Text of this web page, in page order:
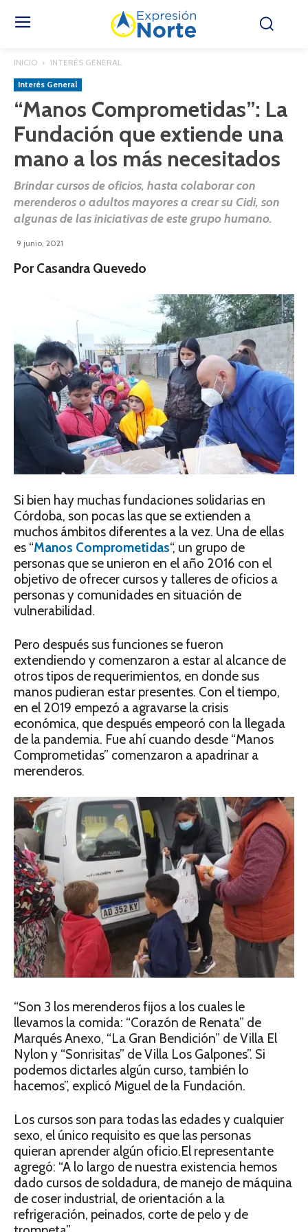
INICIO INTERÉS GENERAL
Interés General
“Manos Comprometidas”: La
Fundación que extiende una
mano a los más necesitados
Brindar cursos de oficios, hasta colaborar con
merenderos o adultos mayores a crear su Cidi, son
algunas de las iniciativas de este grupo humano.
9 junio, 2021
Por Casandra Quevedo
Si bien hay muchas fundaciones solidarias en
Córdoba, son pocas las que se extienden a
muchos ámbitos diferentes a la vez. Una de ellas
es “Manos Comprometidas“, un grupo de
personas que se unieron en el año 2016 con el
objetivo de ofrecer cursos y talleres de oficios a
personas y comunidades en situación de
vulnerabilidad.
Pero después sus funciones se fueron
extendiendo y comenzaron a estar al alcance de
otros tipos de requerimientos, en donde sus
manos pudieran estar presentes. Con el tiempo,
en el 2019 empezó a agravarse la crisis
económica, que después empeoró con la llegada
de la pandemia. Fue ahí cuando desde “Manos
Comprometidas” comenzaron a apadrinar a
merenderos.
“Son 3 los merenderos fijos a los cuales le
llevamos la comida: “Corazón de Renata” de
Marqués Anexo, “La Gran Bendición” de Villa El
Nylon y “Sonrisitas” de Villa Los Galpones”. Si
podemos dictarles algún curso, también lo
hacemos”, explicó Miguel de la Fundación.
Los cursos son para todas las edades y cualquier
sexo, el único requisito es que las personas
quieran aprender algún oficio.El representante
agregó: “A lo largo de nuestra existencia hemos
dado cursos de soldadura, de manejo de máquina
de coser industrial, de orientación a la
refrigeración, peinados, corte de pelo y de